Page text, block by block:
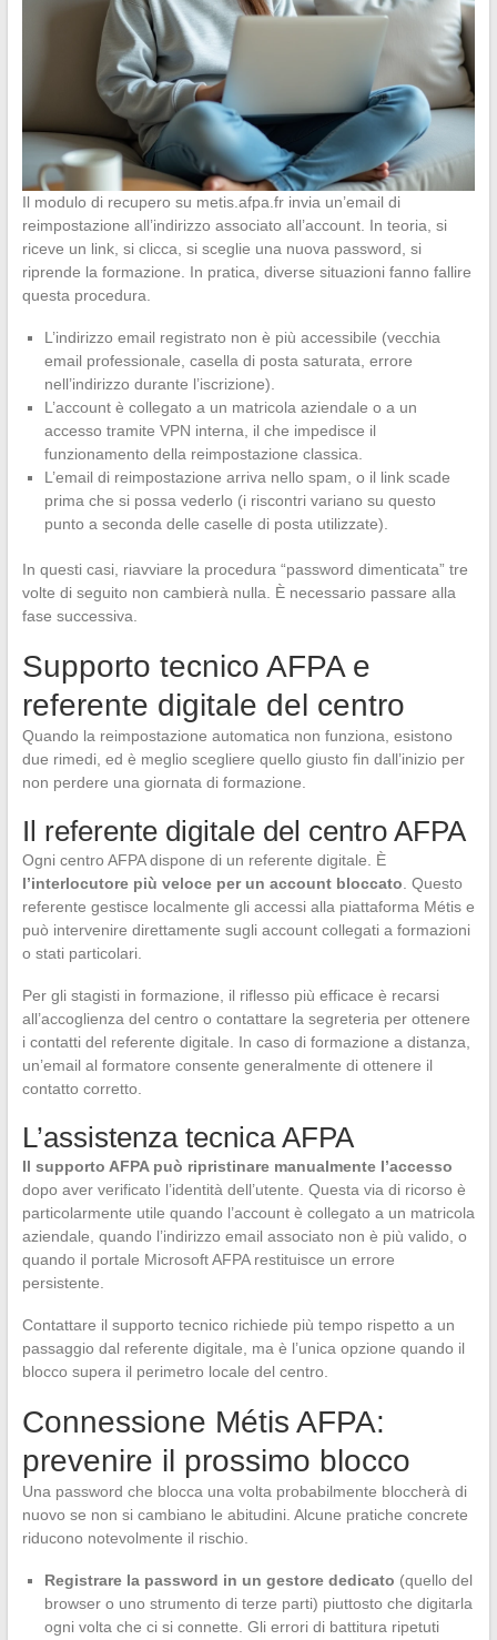
Il modulo di recupero su metis.afpa.fr invia un’email di
reimpostazione all’indirizzo associato all’account. In teoria, si
riceve un link, si clicca, si sceglie una nuova password, si
riprende la formazione. In pratica, diverse situazioni fanno fallire
questa procedura.
L’indirizzo email registrato non è più accessibile (vecchia
email professionale, casella di posta saturata, errore
nell’indirizzo durante l’iscrizione).
L’account è collegato a un matricola aziendale o a un
accesso tramite VPN interna, il che impedisce il
funzionamento della reimpostazione classica.
L’email di reimpostazione arriva nello spam, o il link scade
prima che si possa vederlo (i riscontri variano su questo
punto a seconda delle caselle di posta utilizzate).
In questi casi, riavviare la procedura “password dimenticata” tre
volte di seguito non cambierà nulla. È necessario passare alla
fase successiva.
Supporto tecnico AFPA e
referente digitale del centro
Quando la reimpostazione automatica non funziona, esistono
due rimedi, ed è meglio scegliere quello giusto fin dall’inizio per
non perdere una giornata di formazione.
Il referente digitale del centro AFPA
Ogni centro AFPA dispone di un referente digitale. È
l’interlocutore più veloce per un account bloccato. Questo
referente gestisce localmente gli accessi alla piattaforma Métis e
può intervenire direttamente sugli account collegati a formazioni
o stati particolari.
Per gli stagisti in formazione, il riflesso più efficace è recarsi
all’accoglienza del centro o contattare la segreteria per ottenere
i contatti del referente digitale. In caso di formazione a distanza,
un’email al formatore consente generalmente di ottenere il
contatto corretto.
L’assistenza tecnica AFPA
Il supporto AFPA può ripristinare manualmente l’accesso
dopo aver verificato l’identità dell’utente. Questa via di ricorso è
particolarmente utile quando l’account è collegato a un matricola
aziendale, quando l’indirizzo email associato non è più valido, o
quando il portale Microsoft AFPA restituisce un errore
persistente.
Contattare il supporto tecnico richiede più tempo rispetto a un
passaggio dal referente digitale, ma è l’unica opzione quando il
blocco supera il perimetro locale del centro.
Connessione Métis AFPA:
prevenire il prossimo blocco
Una password che blocca una volta probabilmente bloccherà di
nuovo se non si cambiano le abitudini. Alcune pratiche concrete
riducono notevolmente il rischio.
Registrare la password in un gestore dedicato (quello del
browser o uno strumento di terze parti) piuttosto che digitarla
ogni volta che ci si connette. Gli errori di battitura ripetuti